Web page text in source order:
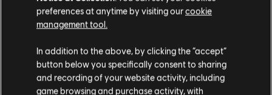
preferences at anytime by visiting ourcookie
management tool.
In addition to the above, by clicking the “accept”
button below you specifically consent to sharing
and recording of your website activity, including
game browsing and purchase activity, with